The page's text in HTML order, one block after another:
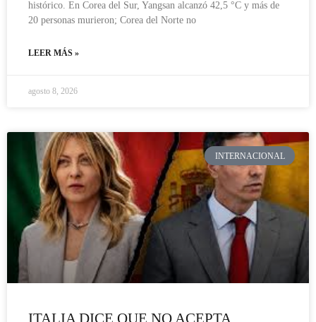
histórico. En Corea del Sur, Yangsan alcanzó 42,5 °C y más de
20 personas murieron; Corea del Norte no
LEER MÁS »
agosto 8, 2026
INTERNACIONAL